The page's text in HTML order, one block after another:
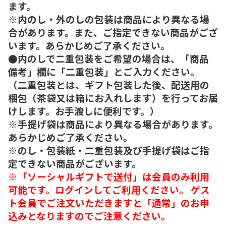
ます。
※内のし・外のしの包装は商品により異なる場
合があります。また、ご指定できない商品がござ
います。あらかじめご了承ください。
●内のしで二重包装をご希望の場合は、「商品
備考」欄に「二重包装」とご入力ください。
（二重包装とは、ギフト包装した後、配送用の
梱包（茶袋又は箱にお入れします）を行ってお届
けします。お手渡しに便利です。）
※手提げ袋は商品により異なる場合があります。
あらかじめご了承ください。
※のし・包装紙・二重包装及び手提げ袋はご指
定できない商品がございます。
※「ソーシャルギフトで送付」は会員のみ利用
可能です。ログインしてご利用ください。 ゲス
ト会員でご注文いただきますと「通常」のお申
込みとなりますのでご注意ください。